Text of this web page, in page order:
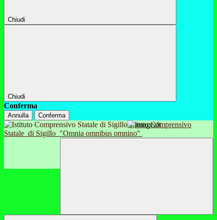
Chiudi
Chiudi
Conferma
Annulla Conferma
Istituto Comprensivo
Statale di Sigillo "Omnia omnibus omnino"